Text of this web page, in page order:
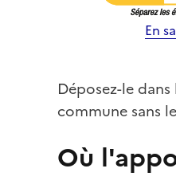
En
Déposez-le
commune sans
Où